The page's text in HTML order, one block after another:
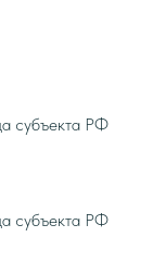
субъекта РФ
субъекта РФ